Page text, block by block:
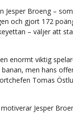
Jesper Broeng –
och gjort 172
– väljer att
enormt viktig
men hans
Tomas
Jesper